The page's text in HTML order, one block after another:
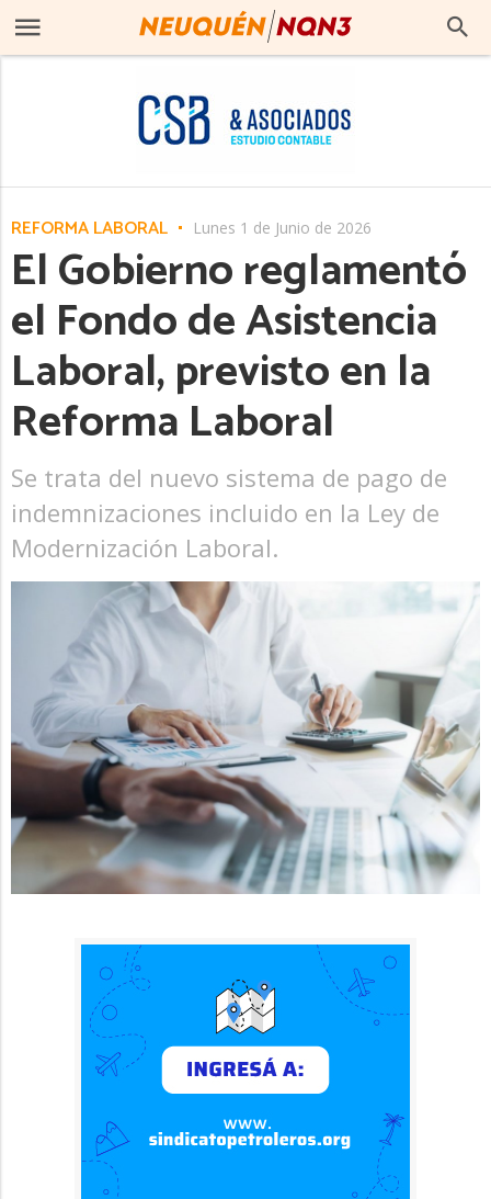
REFORMA LABORAL Lunes 1 de Junio de 2026
El Gobierno reglamentó
el Fondo de Asistencia
Laboral, previsto en la
Reforma Laboral
Se trata del nuevo sistema de pago de
indemnizaciones incluido en la Ley de
Modernización Laboral.